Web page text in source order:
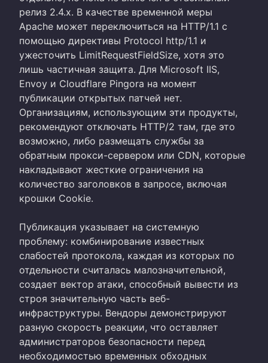
релиз 2.4.x. В качестве временной меры
Apache может переключиться на HTTP/1.1 с
помощью директивы Protocol http/1.1 и
ужесточить LimitRequestFieldSize, хотя это
лишь частичная защита. Для Microsoft IIS,
Envoy и Cloudflare Pingora на момент
публикации открытых патчей нет.
Организациям, использующим эти продукты,
рекомендуют отключать HTTP/2 там, где это
возможно, либо размещать службы за
обратным прокси-сервером или CDN, которые
накладывают жесткие ограничения на
количество заголовков в запросе, включая
крошки Cookie.
Публикация указывает на системную
проблему: комбинирование известных
слабостей протокола, каждая из которых по
отдельности считалась малозначительной,
создает вектор атаки, способный вывести из
строя значительную часть веб-
инфраструктуры. Вендоры демонстрируют
разную скорость реакции, что оставляет
администраторов безопасности перед
необходимостью временных обходных